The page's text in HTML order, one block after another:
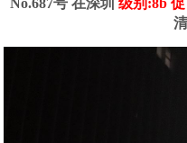
No.687号 在深圳 级别:8b 促